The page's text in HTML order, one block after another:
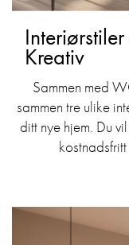
Kreativ
Sammen med
sammen tre ulike
ditt nye hjem. Du